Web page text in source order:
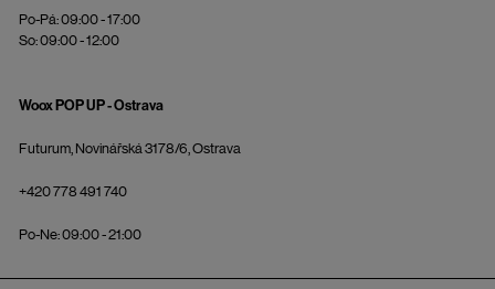
Po-Pá: 09:00 - 17:00
So: 09:00 - 12:00
Woox POP UP - Ostrava
Futurum, Novinářská 3178/6, Ostrava
+420 778 491 740
Po-Ne: 09:00 - 21:00